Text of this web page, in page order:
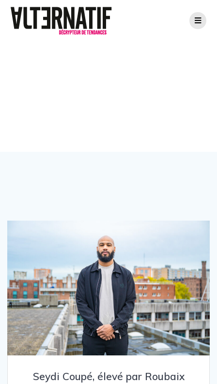
Passer
au
Seydi Coupé, élevé par Roubaix